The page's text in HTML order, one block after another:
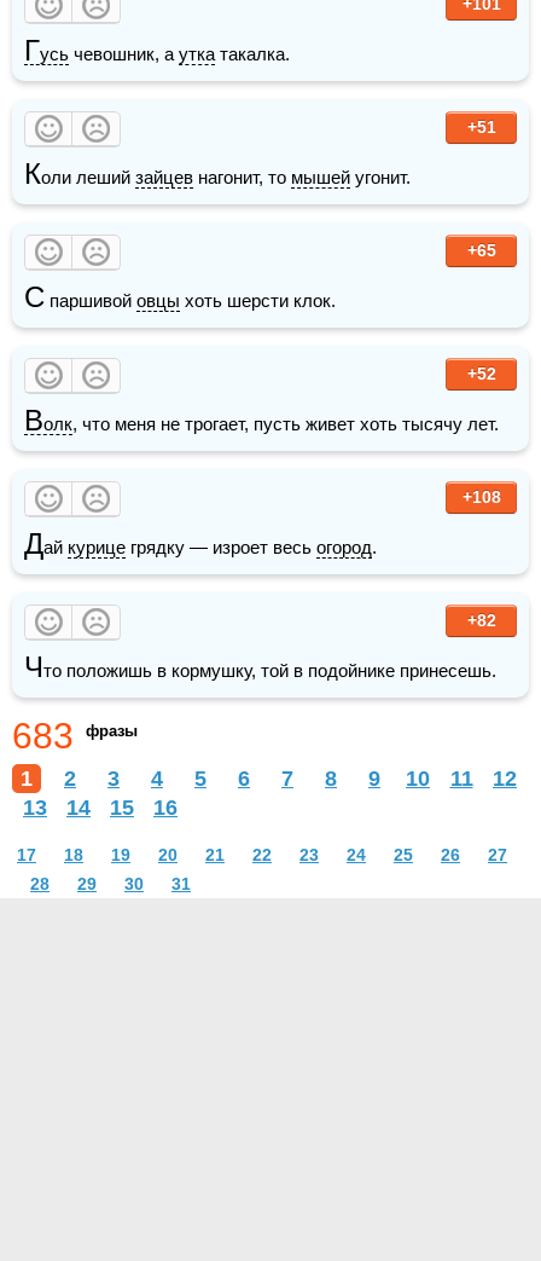
Гусь чевошник, а утка такалка.
+51
Коли леший зайцев нагонит, то мышей угонит.
+65
С паршивой овцы хоть шерсти клок.
+52
Волк, что меня не трогает, пусть живет хоть тысячу лет.
+108
Дай курице грядку — изроет весь огород.
+82
Что положишь в кормушку, той в подойнике принесешь.
683 фразы
1 2 3 4 5 6 7 8 9 10 11
12
13
14 15 16
17 18 19 20 21 22 23 24 25 26
27
28
29 30 31